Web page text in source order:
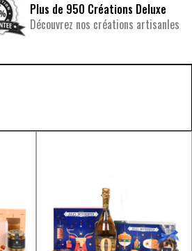
Plus de 950 Créations Deluxe
Découvrez nos créations artisanles